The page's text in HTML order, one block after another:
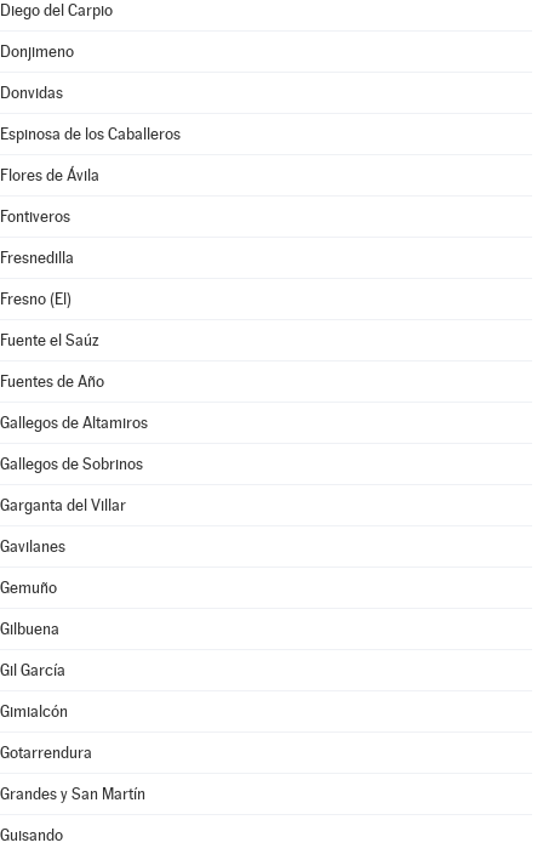
Diego del Carpio
Donjimeno
Donvidas
Espinosa de los Caballeros
Flores de Ávila
Fontiveros
Fresnedilla
Fresno (El)
Fuente el Saúz
Fuentes de Año
Gallegos de Altamiros
Gallegos de Sobrinos
Garganta del Villar
Gavilanes
Gemuño
Gilbuena
Gil García
Gimialcón
Gotarrendura
Grandes y San Martín
Guisando